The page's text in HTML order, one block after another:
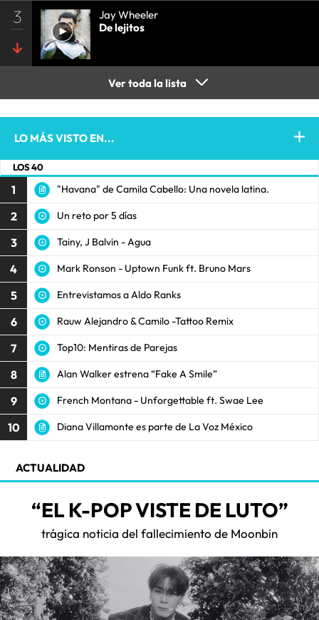
3
Jay Wheeler
De lejitos
Ver toda la lista
LO MÁS VISTO EN...
LOS 40
1 "Havana" de Camila Cabello: Una novela latina.
2 Un reto por 5 días
3 Tainy, J Balvin - Agua
4 Mark Ronson - Uptown Funk ft. Bruno Mars
5 Entrevistamos a Aldo Ranks
6 Rauw Alejandro & Camilo -Tattoo Remix
7 Top10: Mentiras de Parejas
8 Alan Walker estrena “Fake A Smile”
9 French Montana - Unforgettable ft. Swae Lee
10 Diana Villamonte es parte de La Voz México
ACTUALIDAD
“EL K-POP VISTE DE LUTO”
trágica noticia del fallecimiento de Moonbin